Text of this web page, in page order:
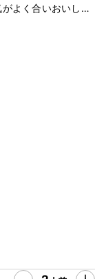
よく合いおいしい
ますのでちょっと
さいね。